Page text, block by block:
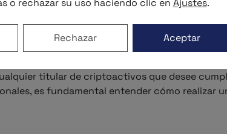
Lo que
titular de criptoactivos que desee
es fundamental entender cómo realizar
o rechazar su uso haciendo clic en Ajustes.
Aceptar
Rechazar